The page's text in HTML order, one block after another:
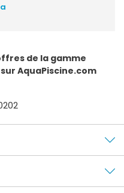
de la gamme
sur AquaPiscine.com